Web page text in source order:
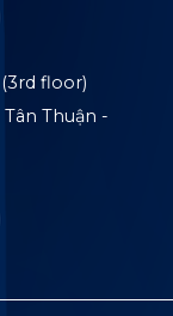
(3rd floor)
Thuận -